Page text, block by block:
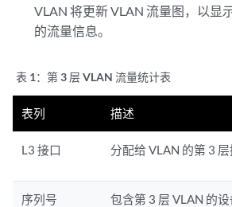
VLAN 将更新 VLAN 流量图，以显
的流量信息。
表 1： 第 3 层 VLAN 流量统计表
表列 描述
L3 接口 分配给 VLAN 的第 3 层
序列号 包含第 3 层 VLAN 的设